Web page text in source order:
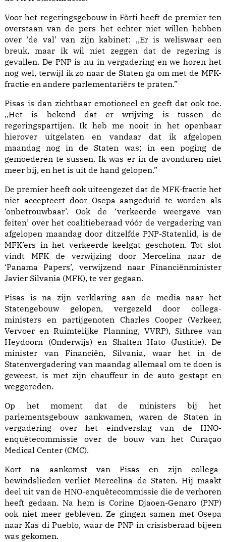
Voor het regeringsgebouw in Fòrti heeft de premier ten
overstaan van de pers het echter niet willen hebben
over ‘de val’ van zijn kabinet: ,,Er is weliswaar een
breuk, maar ik wil niet zeggen dat de regering is
gevallen. De PNP is nu in vergadering en we horen het
nog wel, terwijl ik zo naar de Staten ga om met de MFK-
fractie en andere parlementariërs te praten.”
Pisas is dan zichtbaar emotioneel en geeft dat ook toe.
,,Het is bekend dat er wrijving is tussen de
regeringspartijen. Ik heb me nooit in het openbaar
hierover uitgelaten en vandaar dat ik afgelopen
maandag nog in de Staten was; in een poging de
gemoederen te sussen. Ik was er in de avonduren niet
meer bij, en het is uit de hand gelopen.”
De premier heeft ook uiteengezet dat de MFK-fractie het
niet accepteert door Osepa aangeduid te worden als
‘onbetrouwbaar’. Ook de ‘verkeerde weergave van
feiten’ over het coalitieberaad vóór de vergadering van
afgelopen maandag door ditzelfde PNP-Statenlid, is de
MFK’ers in het verkeerde keelgat geschoten. Tot slot
vindt MFK de verwijzing door Mercelina naar de
‘Panama Papers’, verwijzend naar Financiënminister
Javier Silvania (MFK), te ver gegaan.
Pisas is na zijn verklaring aan de media naar het
Statengebouw gelopen, vergezeld door collega-
ministers en partijgenoten Charles Cooper (Verkeer,
Vervoer en Ruimtelijke Planning, VVRP), Sithree van
Heydoorn (Onderwijs) en Shalten Hato (Justitie). De
minister van Financiën, Silvania, waar het in de
Statenvergadering van maandag allemaal om te doen is
geweest, is met zijn chauffeur in de auto gestapt en
weggereden.
Op het moment dat de ministers bij het
parlementsgebouw aankwamen, waren de Staten in
vergadering over het eindverslag van de HNO-
enquêtecommissie over de bouw van het Curaçao
Medical Center (CMC).
Kort na aankomst van Pisas en zijn collega-
bewindslieden verliet Mercelina de Staten. Hij maakt
deel uit van de HNO-enquêtecommissie die de verhoren
heeft gedaan. Na hem is Corine Djaoen-Genaro (PNP)
ook niet meer gebleven. Ze gingen samen met Osepa
naar Kas di Pueblo, waar de PNP in crisisberaad bijeen
was gekomen.